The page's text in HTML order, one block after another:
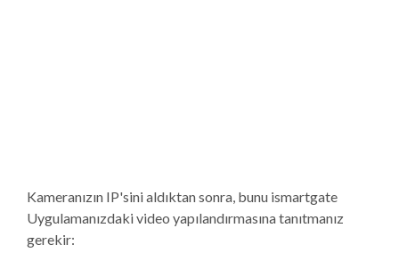
Kameranızın IP'sini aldıktan sonra, bunu ismartgate
Uygulamanızdaki video yapılandırmasına tanıtmanız
gerekir: